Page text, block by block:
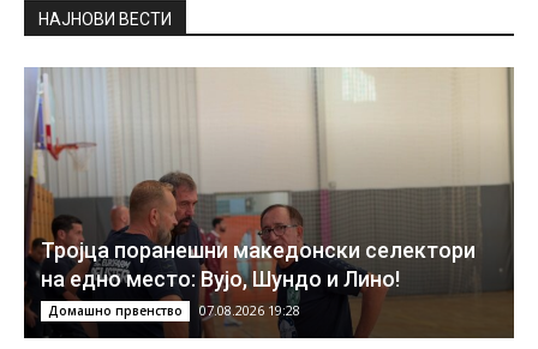
НAЈНОВИ ВЕСТИ
Тројца поранешни македонски селектори
на едно место: Вујо, Шундо и Лино!
Домашно првенство 07.08.2026 19:28